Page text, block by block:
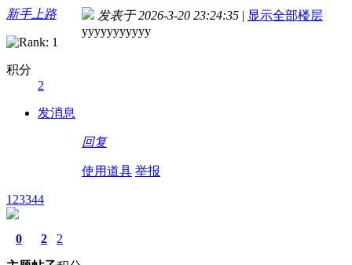
新手上路
积分
2
发消息
发表于 2026-3-20 23:24:35 | 显示全部楼层
yyyyyyyyyyy
回复
使用道具 举报
123344
0 2 2